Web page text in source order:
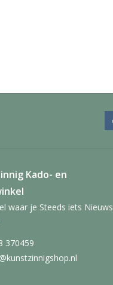
Kado- en
waar je Steeds iets Nieuws
370459